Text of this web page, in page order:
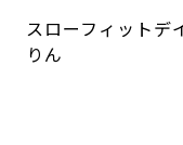
スローフィットデ
りん